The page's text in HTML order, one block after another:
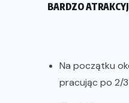
BARDZO
Na początku
pracując po 2/